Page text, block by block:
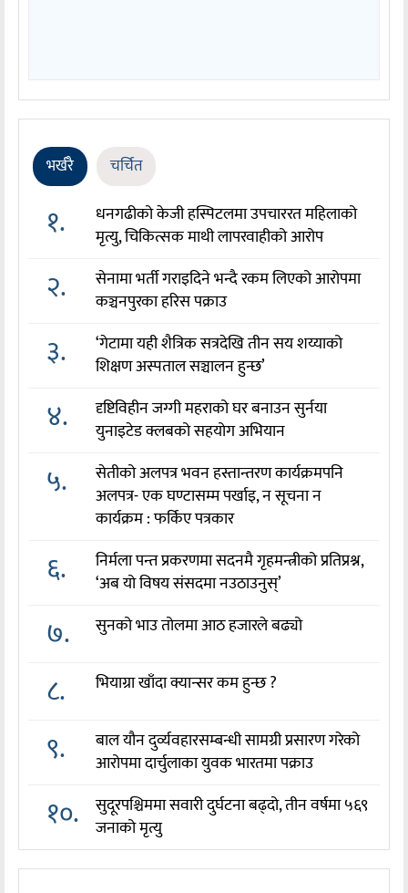
भर्खरै चर्चित
१.
धनगढीको केजी हस्पिटलमा उपचाररत महिलाको
मृत्यु, चिकित्सक माथी लापरवाहीको आरोप
२.
सेनामा भर्ती गराइदिने भन्दै रकम लिएको आरोपमा
कञ्चनपुरका हरिस पक्राउ
३.
‘गेटामा यही शैत्रिक सत्रदेखि तीन सय शय्याको
शिक्षण अस्पताल सञ्चालन हुन्छ’
४.
दृष्टिविहीन जग्गी महराको घर बनाउन सुर्नया
युनाइटेड क्लबको सहयोग अभियान
५.
सेतीको अलपत्र भवन हस्तान्तरण कार्यक्रमपनि
अलपत्र- एक घण्टासम्म पर्खाइ, न सूचना न
कार्यक्रम : फर्किए पत्रकार
६.
निर्मला पन्त प्रकरणमा सदनमै गृहमन्त्रीको प्रतिप्रश्न,
‘अब यो विषय संसदमा नउठाउनुस्’
७. सुनको भाउ तोलमा आठ हजारले बढ्यो
८. भियाग्रा खाँदा क्यान्सर कम हुन्छ ?
९.
बाल यौन दुर्व्यवहारसम्बन्धी सामग्री प्रसारण गरेको
आरोपमा दार्चुलाका युवक भारतमा पक्राउ
१०.
सुदूरपश्चिममा सवारी दुर्घटना बढ्दो, तीन वर्षमा ५६९
जनाको मृत्यु